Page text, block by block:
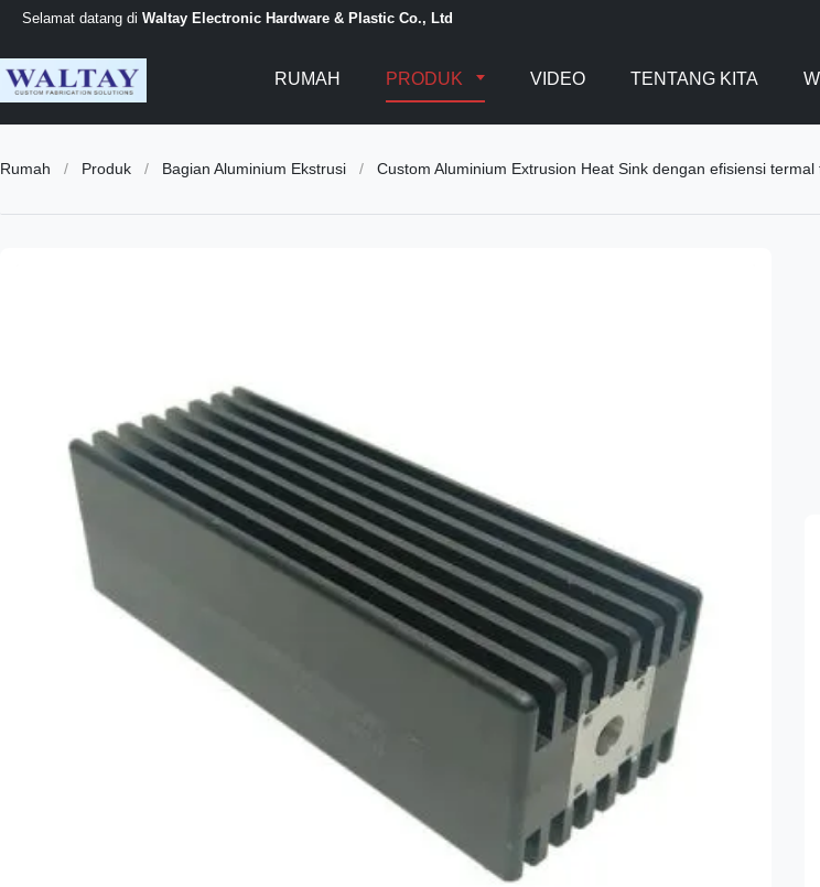
Selamat datang di Waltay Electronic Hardware & Plastic Co., Ltd
RUMAH PRODUK VIDEO TENTANG KITA
Rumah / Produk / Bagian Aluminium Ekstrusi / Custom Aluminium Extrusion Heat Sink dengan efisiensi